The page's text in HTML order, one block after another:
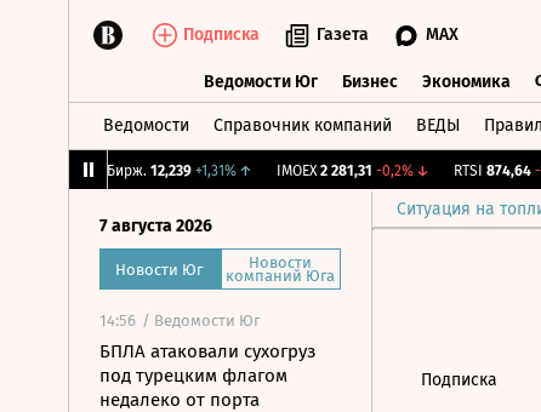
Подписка Газета MAX
Ведомости Юг Бизнес Экономика
Ведомости Справочник компаний ВЕДЫ
CNY Бирж. 12,239 +1,31%↑ IMOEX 2 281,31 -0,2%↓ RTSI 874,64 -
Ситуация на
7 августа 2026
Новости Юг Новости
компаний Юга
14:56 / Ведомости Юг
БПЛА атаковали сухогруз
под турецким флагом
недалеко от порта
Подписка